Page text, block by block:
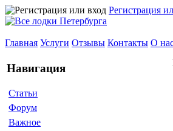
Регистрация
Главная Услуги Отзывы Контакты О
Навигация
Статьи
Форум
Важное